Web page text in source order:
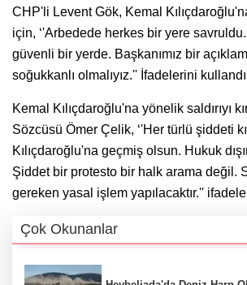
CHP'li Levent Gök, Kemal
için, ‘'Arbedede herkes bir yere
güvenli bir yerde. Başkanımız bir
soğukkanlı olmalıyız.'' İfadelerini
Kemal Kılıçdaroğlu'na yönelik saldırıyı
Sözcüsü Ömer Çelik, ‘'Her türlü şiddeti
Kılıçdaroğlu'na geçmiş olsun. Hukuk
Şiddet bir protesto bir halk arama değil.
gereken yasal işlem yapılacaktır.''
Çok Okunanlar